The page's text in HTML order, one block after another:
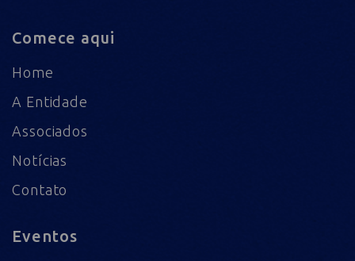
Comece aqui
Home
A Entidade
Associados
Notícias
Contato
Eventos